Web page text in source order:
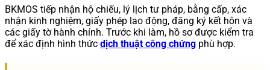
BKMOS tiếp nhận hộ chiếu, lý lịch tư pháp, bằng cấp, xác
nhận kinh nghiệm, giấy phép lao động, đăng ký kết hôn và
các giấy tờ hành chính. Trước khi làm, hồ sơ được kiểm tra
để xác định hình thức dịch thuật công chứng phù hợp.